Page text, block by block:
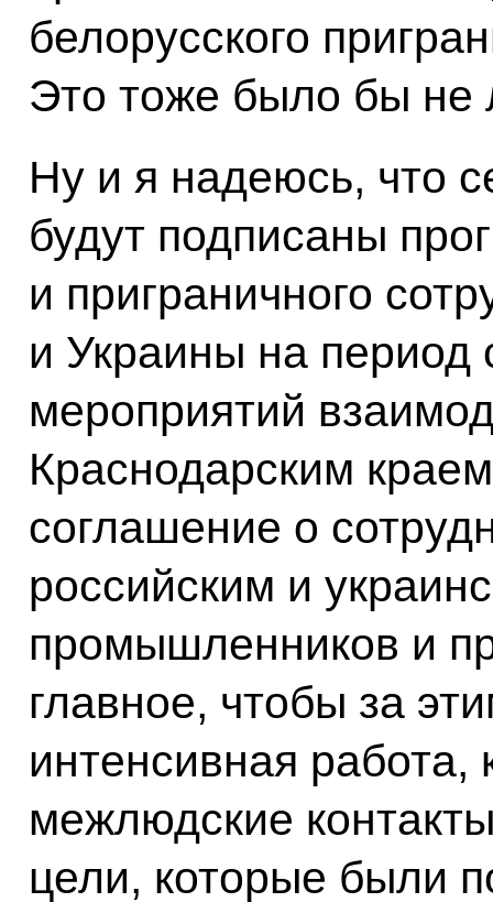
белорусского
Это тоже было бы не
Ну и я надеюсь, что
будут подписаны
и приграничного
и Украины на период
мероприятий
Краснодарским
соглашение о
российским и
промышленников и
главное, чтобы за
интенсивная работа,
межлюдские
цели, которые были